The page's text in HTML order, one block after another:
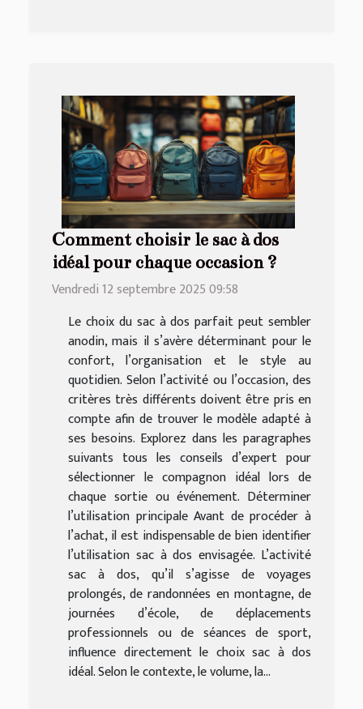
Comment choisir le sac à dos
idéal pour chaque occasion ?
Vendredi 12 septembre 2025 09:58
Le choix du sac à dos parfait peut sembler
anodin, mais il s’avère déterminant pour le
confort, l’organisation et le style au
quotidien. Selon l’activité ou l’occasion, des
critères très différents doivent être pris en
compte afin de trouver le modèle adapté à
ses besoins. Explorez dans les paragraphes
suivants tous les conseils d’expert pour
sélectionner le compagnon idéal lors de
chaque sortie ou événement. Déterminer
l’utilisation principale Avant de procéder à
l’achat, il est indispensable de bien identifier
l’utilisation sac à dos envisagée. L’activité
sac à dos, qu’il s’agisse de voyages
prolongés, de randonnées en montagne, de
journées d’école, de déplacements
professionnels ou de séances de sport,
influence directement le choix sac à dos
idéal. Selon le contexte, le volume, la...